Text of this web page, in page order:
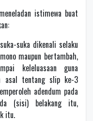
istimewa buat
suka dikenali selaku
maupun bertambah,
keleluasaan guna
asal tentang slip ke-3
adendum pada
(sisi) belakang itu,
itu.